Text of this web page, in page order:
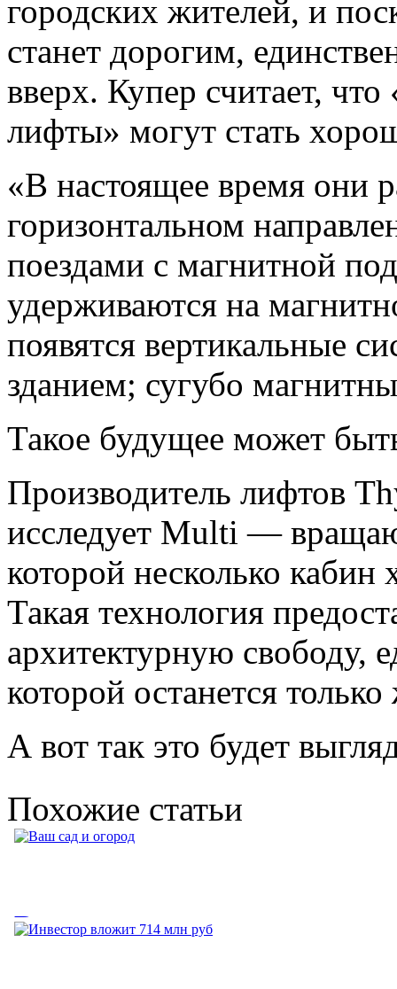
городских жителей, и
станет дорогим,
вверх. Купер считает,
лифты» могут стать
«В настоящее время они
горизонтальном
поездами с магнитной
удерживаются на
появятся вертикальные
зданием; сугубо
Такое будущее может
Производитель лифтов
исследует Multi —
которой несколько
Такая технология
архитектурную свободу,
которой останется
А вот так это будет
Похожие статьи
Ваш сад и огород